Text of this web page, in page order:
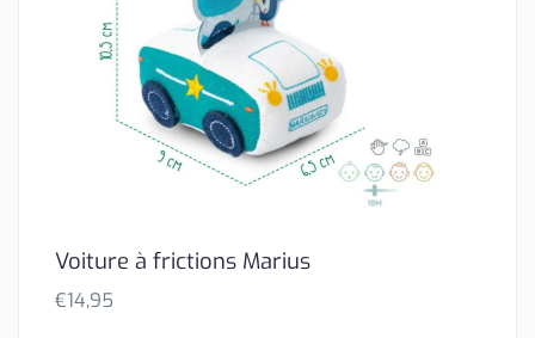
Voiture à frictions Marius
€14,95